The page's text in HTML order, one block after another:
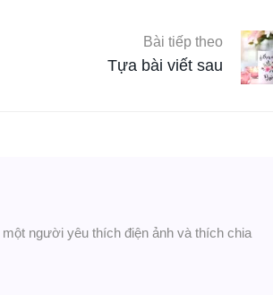
Bài tiếp theo
Tựa bài viết sau
người yêu thích điện ảnh và thích chia